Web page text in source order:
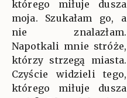
którego miłuje dusza
moja. Szukałam go, a
nie znalazłam.
Napotkali mnie stróże,
którzy strzegą miasta.
Czyście widzieli tego,
którego miłuje dusza